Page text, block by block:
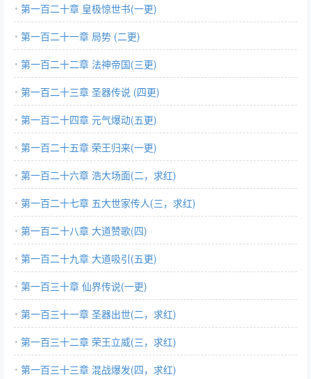
第一百二十章 皇极惊世书(一更)
第一百二十一章 局势 (二更)
第一百二十二章 法神帝国(三更)
第一百二十三章 圣器传说 (四更)
第一百二十四章 元气爆动(五更)
第一百二十五章 荣王归来(一更)
第一百二十六章 浩大场面(二，求红)
第一百二十七章 五大世家传人(三，求红)
第一百二十八章 大道赞歌(四)
第一百二十九章 大道吸引(五更)
第一百三十章 仙界传说(一更)
第一百三十一章 圣器出世(二，求红)
第一百三十二章 荣王立威(三，求红)
第一百三十三章 混战爆发(四，求红)